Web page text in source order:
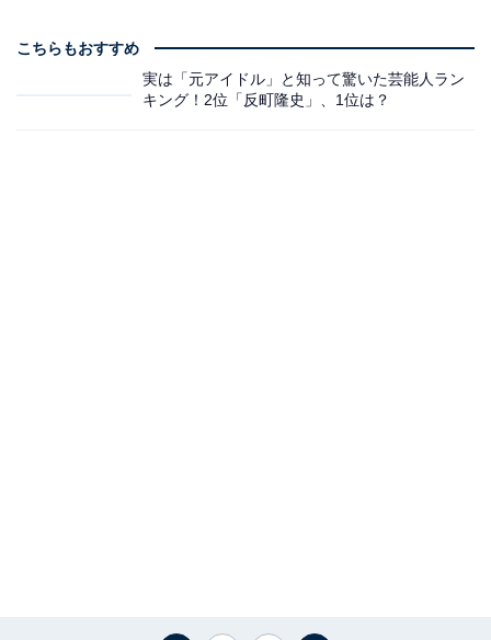
こちらもおすすめ
実は「元アイドル」と知って驚いた芸能人ラン
キング！2位「反町隆史」、1位は？